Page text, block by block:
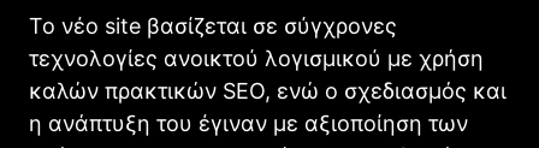
Το νέο site βασίζεται σε σύγχρονες
τεχνολογίες ανοικτού λογισμικού με χρήση
καλών πρακτικών SEO, ενώ ο σχεδιασμός και
η ανάπτυξη του έγιναν με αξιοποίηση των